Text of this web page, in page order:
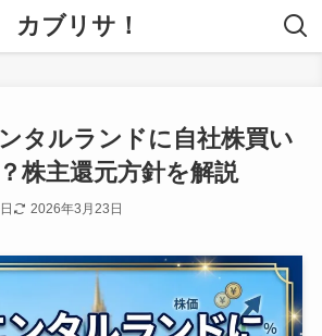
カブリサ！
タルランドに自社株買い
株主還元方針を解説
2026年3月23日